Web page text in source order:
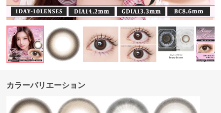
カラーバリエーション